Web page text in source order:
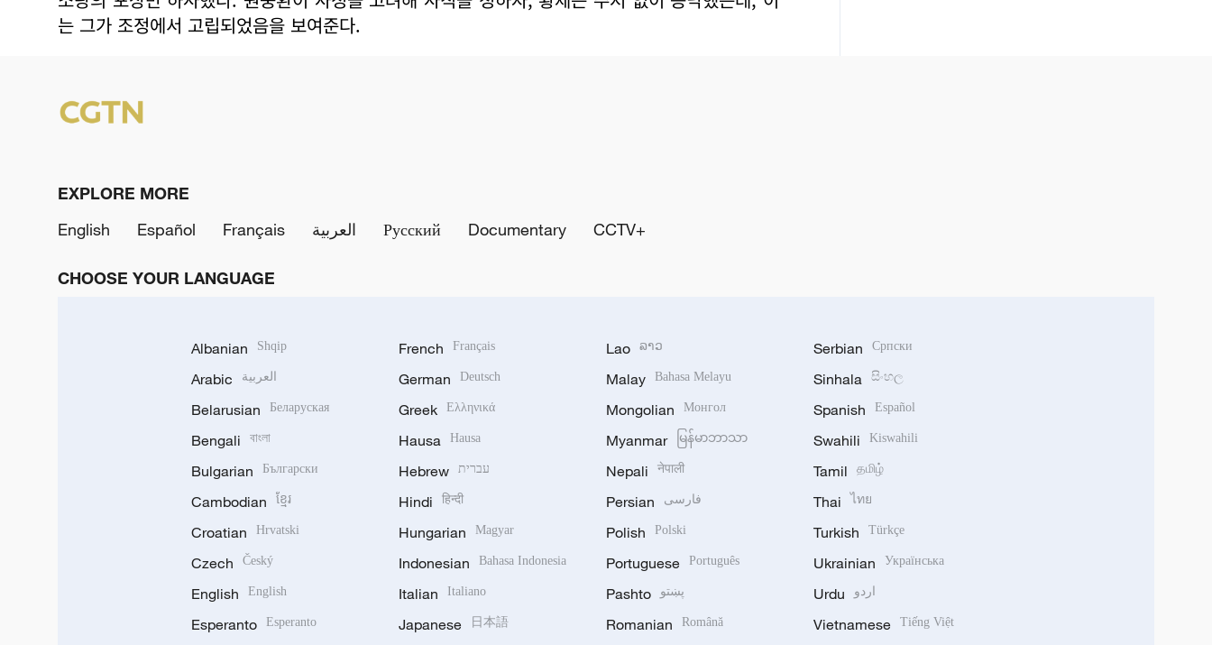
는 그가 조정에서 고립되었음을 보여준다.
EXPLORE MORE
English
Español Français العربية Русский Documentary CCTV+
CHOOSE YOUR LANGUAGE
Albanian Shqip
Arabic العربية
Belarusian Беларуская
Bengali বাংলা
Bulgarian Български
Cambodian ខ្មែរ
Croatian Hrvatski
Czech Český
English English
Esperanto Esperanto
French Français
German Deutsch
Greek Ελληνικά
Hausa Hausa
Hebrew עברית
Hindi हिन्दी
Hungarian Magyar
Indonesian Bahasa Indonesia
Italian Italiano
Japanese 日本語
Lao ລາວ
Malay Bahasa Melayu
Mongolian Монгол
Myanmar မြန်မာဘာသာ
Nepali नेपाली
Persian فارسی
Polish Polski
Portuguese Português
Pashto پښتو
Romanian Română
Serbian Српски
Sinhala සිංහල
Spanish Español
Swahili Kiswahili
Tamil தமிழ்
Thai ไทย
Turkish Türkçe
Ukrainian Українська
Urdu اردو
Vietnamese Tiếng Việt